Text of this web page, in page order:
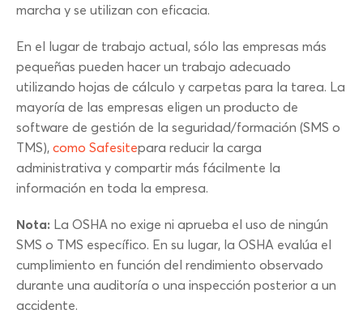
marcha y se utilizan con eficacia.
En el lugar de trabajo actual, sólo las empresas más
pequeñas pueden hacer un trabajo adecuado
utilizando hojas de cálculo y carpetas para la tarea. La
mayoría de las empresas eligen un producto de
software de gestión de la seguridad/formación (SMS o
TMS), como Safesitepara reducir la carga
administrativa y compartir más fácilmente la
información en toda la empresa.
Nota: La OSHA no exige ni aprueba el uso de ningún
SMS o TMS específico. En su lugar, la OSHA evalúa el
cumplimiento en función del rendimiento observado
durante una auditoría o una inspección posterior a un
accidente.